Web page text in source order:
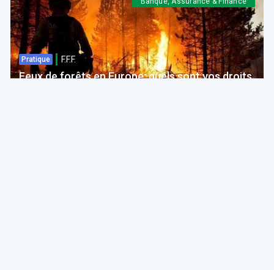
Pratique F.F.F.
Feux de forêts en Europe: quels sont vos droits